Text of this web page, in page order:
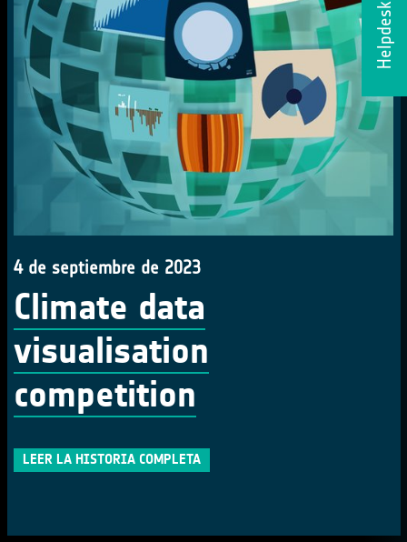
Helpdesk
4 de septiembre de 2023
Climate data
visualisation
competition
LEER LA HISTORIA COMPLETA